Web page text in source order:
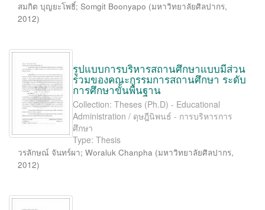
สมกิต บุญยะโพธิ์; Somgit Boonyapo (มหาวิทยาลัยศิลปากร,
2012)
รูปแบบการบริหารสถานศึกษาแบบมีส่วน
ร่วมของคณะกรรมการสถานศึกษา ระดับ
การศึกษาขั้นพื้นฐาน
Collection: Theses (Ph.D) - Educational
Administration / ดุษฎีนิพนธ์ - การบริหารการ
ศึกษา
Type: Thesis
วรลักษณ์ จันทร์ผา; Woraluk Chanpha (มหาวิทยาลัยศิลปากร,
2012)